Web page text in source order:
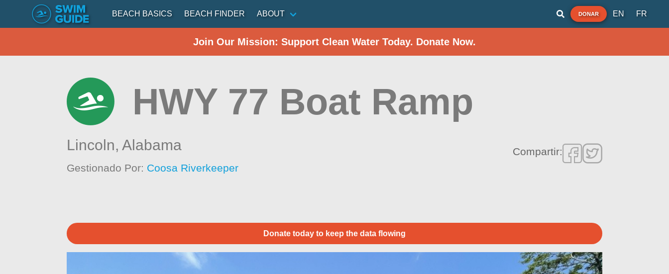
BEACH BASICS BEACH FINDER ABOUT DONAR EN FR
Join Our Mission: Support Clean Water Today. Donate Now.
HWY 77 Boat Ramp
Lincoln,Alabama
Gestionado Por: Coosa Riverkeeper
Compartir:
Donate today to keep the data flowing